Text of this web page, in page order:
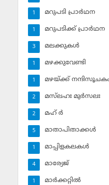
മറുപടി പ്രാര്‍ഥന
1
മറുപടിക്ക് പ്രാര്‍ഥന
1
മലക്കുകള്‍
3
മഴക്കുവേണ്ടി
1
മഴയ്ക്ക്
1
മസ്‌ലഹഃ മുര്‍സലഃ
2
മഹ് ര്‍
2
മാതാപിതാക്കള്‍
5
മാപ്പിളകലകള്‍
1
മാര്യേജ്
4
മാര്‍ക്കറ്റില്‍
1